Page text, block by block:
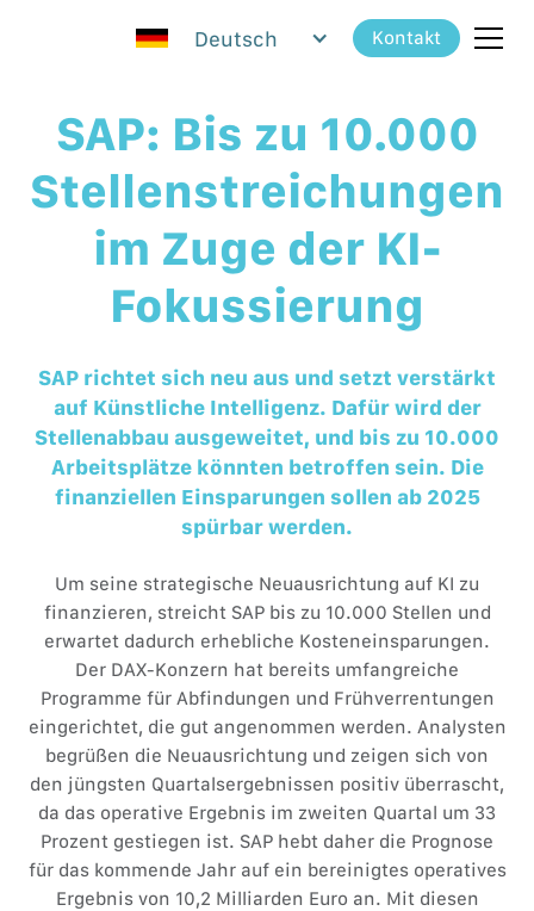
Deutsch Kontakt
SAP: Bis zu 10.000
Stellenstreichungen
im Zuge der KI-
Fokussierung
SAP richtet sich neu aus und setzt verstärkt
auf Künstliche Intelligenz. Dafür wird der
Stellenabbau ausgeweitet, und bis zu 10.000
Arbeitsplätze könnten betroffen sein. Die
finanziellen Einsparungen sollen ab 2025
spürbar werden.
Um seine strategische Neuausrichtung auf KI zu
finanzieren, streicht SAP bis zu 10.000 Stellen und
erwartet dadurch erhebliche Kosteneinsparungen.
Der DAX-Konzern hat bereits umfangreiche
Programme für Abfindungen und Frühverrentungen
eingerichtet, die gut angenommen werden. Analysten
begrüßen die Neuausrichtung und zeigen sich von
den jüngsten Quartalsergebnissen positiv überrascht,
da das operative Ergebnis im zweiten Quartal um 33
Prozent gestiegen ist. SAP hebt daher die Prognose
für das kommende Jahr auf ein bereinigtes operatives
Ergebnis von 10,2 Milliarden Euro an. Mit diesen